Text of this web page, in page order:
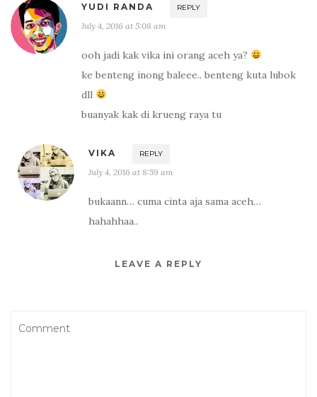
YUDI RANDA REPLY
July 4, 2016 at 5:08 am
ooh jadi kak vika ini orang aceh ya?
ke benteng inong baleee.. benteng kuta lubok
dll
buanyak kak di krueng raya tu
VIKA REPLY
July 4, 2016 at 8:59 am
bukaann… cuma cinta aja sama aceh…
hahahhaa..
LEAVE A REPLY